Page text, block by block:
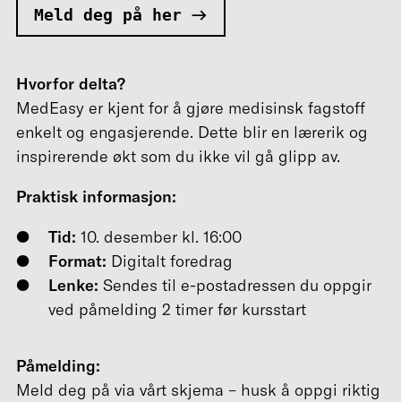
Meld deg på her
Hvorfor delta?
MedEasy er kjent for å gjøre medisinsk fagstoff
enkelt og engasjerende. Dette blir en lærerik og
inspirerende økt som du ikke vil gå glipp av.
Praktisk informasjon:
Tid: 10. desember kl. 16:00
Format: Digitalt foredrag
Lenke: Sendes til e-postadressen du oppgir
ved påmelding 2 timer før kursstart
Påmelding:
Meld deg på via vårt skjema – husk å oppgi riktig